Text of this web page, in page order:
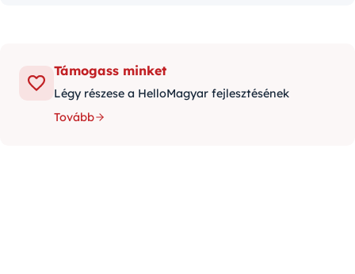
Támogass minket
Légy részese a HelloMagyar fejlesztésének
Tovább